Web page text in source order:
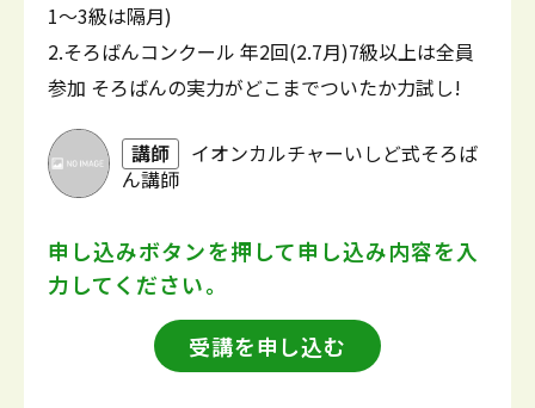
1～3級は隔月)
2.そろばんコンクール 年2回(2.7月)7級以上は全員
参加 そろばんの実力がどこまでついたか力試し!
講師
イオンカルチャーいしど式そろば
ん講師
申し込みボタンを押して申し込み内容を入
力してください。
受講を申し込む